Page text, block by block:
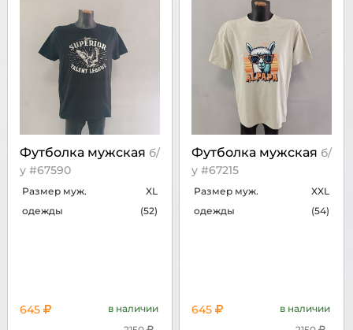
Футболка мужская б/
у #67590
Размер муж.
одежды
XL
(52)
645
в наличии
Футболка мужская б/
у #67215
Размер муж.
одежды
XXL
(54)
645
в наличии